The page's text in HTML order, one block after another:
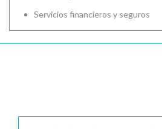
Servicios financieros y seguros